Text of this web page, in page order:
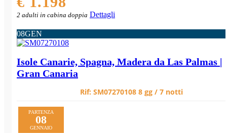
2 adulti in cabina doppia Dettagli
08GEN
Isole Canarie, Spagna, Madera da Las Palmas |
Gran Canaria
Rif: SM07270108 8 gg / 7 notti
PARTENZA
08
GENNAIO